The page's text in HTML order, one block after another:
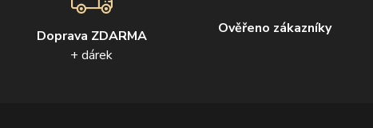
Doprava ZDARMA
+ dárek
Ověřeno zákazníky